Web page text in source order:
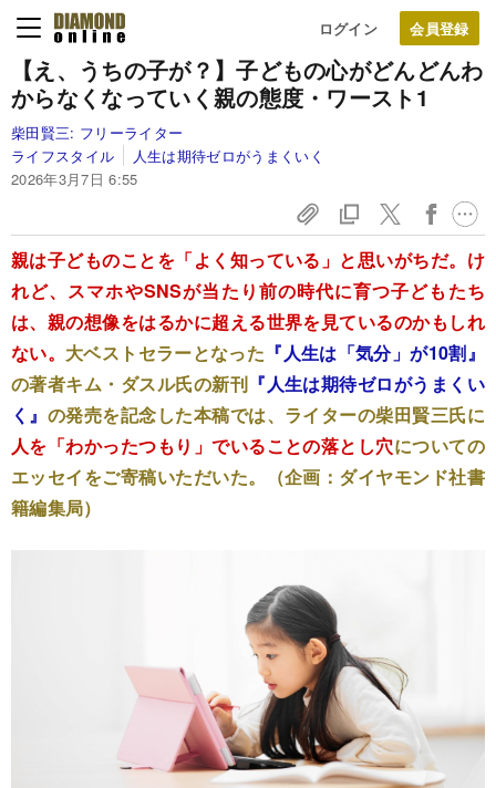
ログイン
【え、うちの子が？】子どもの心がどんどんわ
からなくなっていく親の態度・ワースト1
柴田賢三: フリーライター
ライフスタイル
人生は期待ゼロがうまくいく
2026年3月7日 6:55
親は子どものことを「よく知っている」と思いがちだ。け
れど、スマホやSNSが当たり前の時代に育つ子どもたち
は、親の想像をはるかに超える世界を見ているのかもしれ
ない。 大ベストセラーとなった 『人生は「気分」が10割』
の著者キム・ダスル氏の新刊 『人生は期待ゼロがうまくい
く』 の発売を記念した本稿では、ライターの柴田賢三氏に
人を「わかったつもり」でいることの落とし穴についての
エッセイをご寄稿いただいた。（企画：ダイヤモンド社書
籍編集局）